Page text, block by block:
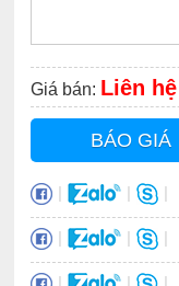
Giá bán: Liên hệ
BÁO GIÁ
| | |
| | |